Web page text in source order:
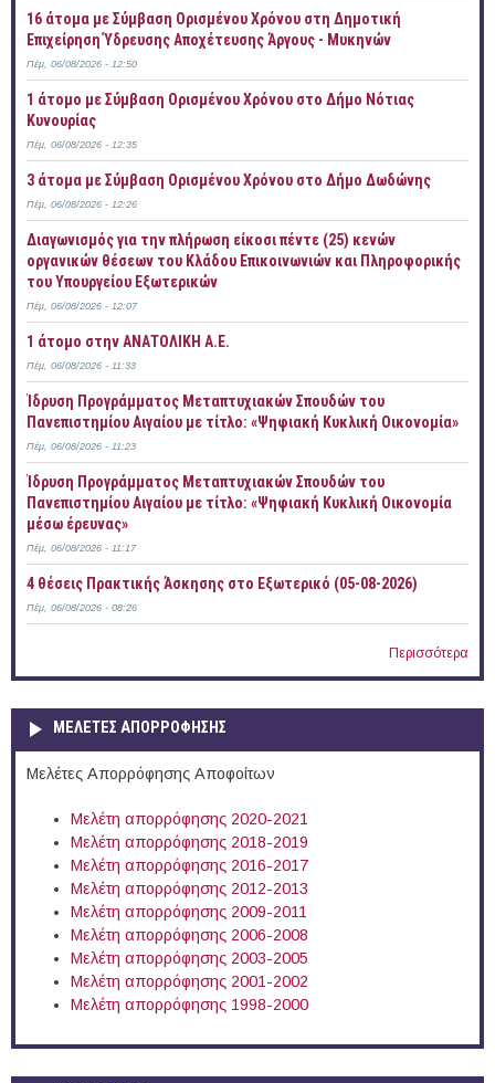
16 άτομα με Σύμβαση Ορισμένου Χρόνου στη Δημοτική
Επιχείρηση Ύδρευσης Αποχέτευσης Άργους - Μυκηνών
Πέμ, 06/08/2026 - 12:50
1 άτομο με Σύμβαση Ορισμένου Χρόνου στο Δήμο Νότιας
Κυνουρίας
Πέμ, 06/08/2026 - 12:35
3 άτομα με Σύμβαση Ορισμένου Χρόνου στο Δήμο Δωδώνης
Πέμ, 06/08/2026 - 12:26
Διαγωνισμός για την πλήρωση είκοσι πέντε (25) κενών
οργανικών θέσεων του Κλάδου Επικοινωνιών και Πληροφορικής
του Υπουργείου Εξωτερικών
Πέμ, 06/08/2026 - 12:07
1 άτομο στην ΑΝΑΤΟΛΙΚΗ Α.Ε.
Πέμ, 06/08/2026 - 11:33
Ίδρυση Προγράμματος Μεταπτυχιακών Σπουδών του
Πανεπιστημίου Αιγαίου με τίτλο: «Ψηφιακή Κυκλική Οικονομία»
Πέμ, 06/08/2026 - 11:23
Ίδρυση Προγράμματος Μεταπτυχιακών Σπουδών του
Πανεπιστημίου Αιγαίου με τίτλο: «Ψηφιακή Κυκλική Οικονομία
μέσω έρευνας»
Πέμ, 06/08/2026 - 11:17
4 θέσεις Πρακτικής Άσκησης στο Εξωτερικό (05-08-2026)
Πέμ, 06/08/2026 - 08:26
Περισσότερα
ΜΕΛΕΤΕΣ ΑΠΟΡΡΟΦΗΣΗΣ
Μελέτες Απορρόφησης Αποφοίτων
Μελέτη απορρόφησης 2020-2021
Μελέτη απορρόφησης 2018-2019
Μελέτη απορρόφησης 2016-2017
Μελέτη απορρόφησης 2012-2013
Μελέτη απορρόφησης 2009-2011
Μελέτη απορρόφησης 2006-2008
Μελέτη απορρόφησης 2003-2005
Μελέτη απορρόφησης 2001-2002
Μελέτη απορρόφησης 1998-2000